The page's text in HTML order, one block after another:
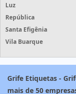
Luz
República
Santa Efigênia
Vila Buarque
Grife Etiquetas -
mais de 50